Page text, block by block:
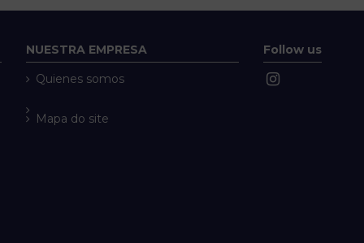
NUESTRA EMPRESA
Quienes somos
Mapa do site
Follow us